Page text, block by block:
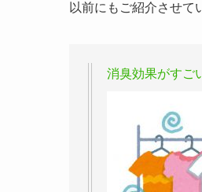
以前にもご紹介させて
消臭効果がすご